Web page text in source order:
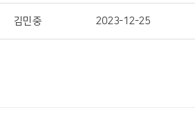
김민중 2023-12-25